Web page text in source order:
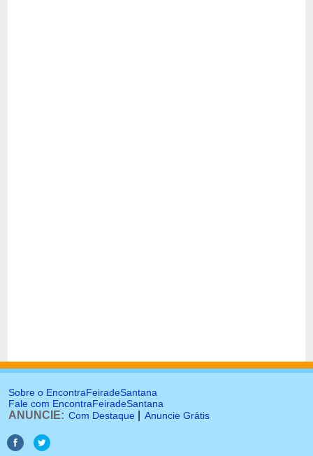
Sobre o EncontraFeiradeSantana
Fale com EncontraFeiradeSantana
ANUNCIE: Com Destaque Anuncie Grátis